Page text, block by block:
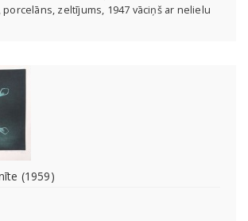
zeltījums, 1947 vāciņš ar nelielu
(1959)